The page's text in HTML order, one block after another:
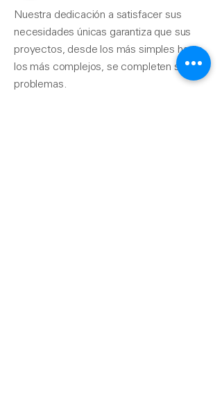
Nuestra dedicación a satisfacer sus
necesidades únicas garantiza que sus
proyectos, desde los más simples hasta
los más complejos, se completen sin
problemas.